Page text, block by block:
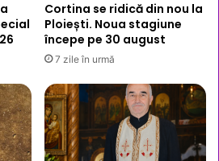
Cortina se ridică din nou la
Ploiești. Noua stagiune
începe pe 30 august
7 zile în urmă